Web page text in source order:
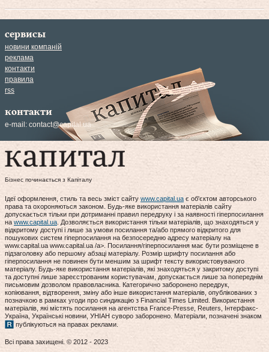
сервисы
новини компаній
реклама
контакти
правила
rss
контакти
e-mail: contact@capital.ua
Бізнес починається з Капіталу
Ідеї оформлення, стиль та весь зміст сайту www.capital.ua є об'єктом авторського
права та охороняються законом. Будь-яке використання матеріалів сайту
допускається тільки при дотриманні правил передруку і за наявності гіперпосилання
на www.capital.ua . Дозволяється використання тільки матеріалів, що знаходяться у
відкритому доступі і лише за умови посилання та/або прямого відкритого для
пошукових систем гіперпосилання на безпосередню адресу матеріалу на
www.capital.ua www.capital.ua /a>. Посилання/гіперпосилання має бути розміщене в
підзаголовку або першому абзаці матеріалу. Розмір шрифту посилання або
гіперпосилання не повинен бути меншим за шрифт тексту використовуваного
матеріалу. Будь-яке використання матеріалів, які знаходяться у закритому доступі
та доступні лише зареєстрованим користувачам, допускається лише за попереднім
письмовим дозволом правовласника. Категорично заборонено передрук,
копіювання, відтворення, зміну або інше використання матеріалів, опублікованих з
позначкою в рамках угоди про синдикацію з Financial Times Limited. Використання
матеріалів, які містять посилання на агентства France-Presse, Reuters, Інтерфакс-
Україна, Українські новини, УНІАН суворо заборонено. Матеріали, позначені знаком
публікуються на правах реклами.
Всі права захищені. © 2012 - 2023